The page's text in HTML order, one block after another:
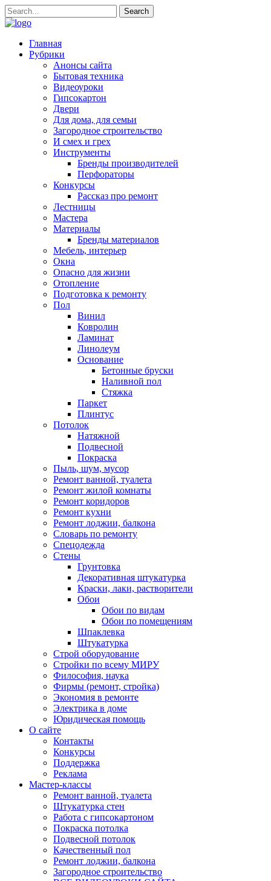
Главная
Рубрики
Анонсы сайта
Бытовая техника
Видеоуроки
Гипсокартон
Двери
Для дома, для семьи
Загородное строительство
И смех и грех
Инструменты
Бренды производителей
Перфораторы
Конкурсы
Рассказ про ремонт
Лестницы
Мастера
Материалы
Бренды материалов
Мебель, интерьер
Окна
Опасно для жизни
Отопление
Подготовка к ремонту
Пол
Винил
Ковролин
Ламинат
Линолеум
Основание
Бетонные бруски
Наливной пол
Стяжка
Паркет
Плинтус
Потолок
Натяжной
Подвесной
Покраска
Пыль, шум, мусор
Ремонт ванной, туалета
Ремонт жилой комнаты
Ремонт коридоров
Ремонт кухни
Ремонт лоджии, балкона
Словарь по ремонту
Спецодежда
Стены
Грунтовка
Декоративная штукатурка
Краски, лаки, растворители
Обои
Обои по видам
Обои по помещениям
Шпаклевка
Штукатурка
Строй оборудование
Стройки по всему МИРУ
Философия, наука
Фирмы (ремонт, стройка)
Экономия в ремонте
Электрика в доме
Юридическая помощь
О сайте
Контакты
Конкурсы
Поддержка
Реклама
Мастер-классы
Ремонт ванной, туалета
Штукатурка стен
Работа с гипсокартоном
Покраска потолка
Подвесной потолок
Качественный пол
Ремонт лоджии, балкона
Загородное строительство